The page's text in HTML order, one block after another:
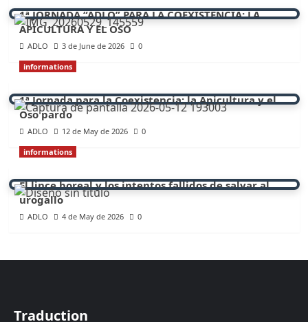
1ª JORNADA “ADLO” PARA LA COEXISTENCIA: LA
APICULTURA Y EL OSO
ADLO 3 de June de 2026
0
informations
1ª Jornada para la Coexistencia: la Apicultura y el
Oso pardo
ADLO 12 de May de 2026
0
informations
El lince boreal y los intentos fallidos de salvar al
urogallo
ADLO 4 de May de 2026 0
Traduction